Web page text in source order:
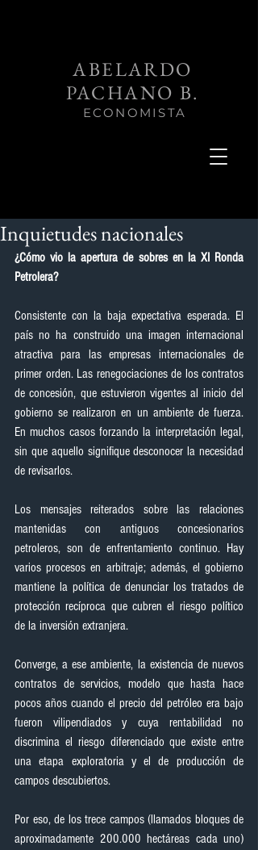
ABELARDO
PACHANO B.
ECONOMISTA
Inquietudes nacionales
¿Cómo vio la apertura de sobres en la XI Ronda
Petrolera?
Consistente con la baja expectativa esperada. El
país no ha construido una imagen internacional
atractiva para las empresas internacionales de
primer orden. Las renegociaciones de los contratos
de concesión, que estuvieron vigentes al inicio del
gobierno se realizaron en un ambiente de fuerza.
En muchos casos forzando la interpretación legal,
sin que aquello signifique desconocer la necesidad
de revisarlos.
Los mensajes reiterados sobre las relaciones
mantenidas con antiguos concesionarios
petroleros, son de enfrentamiento continuo. Hay
varios procesos en arbitraje; además, el gobierno
mantiene la política de denunciar los tratados de
protección recíproca que cubren el riesgo político
de la inversión extranjera.
Converge, a ese ambiente, la existencia de nuevos
contratos de servicios, modelo que hasta hace
pocos años cuando el precio del petróleo era bajo
fueron vilipendiados y cuya rentabilidad no
discrimina el riesgo diferenciado que existe entre
una etapa exploratoria y el de producción de
campos descubiertos.
Por eso, de los trece campos (llamados bloques de
aproximadamente 200.000 hectáreas cada uno)